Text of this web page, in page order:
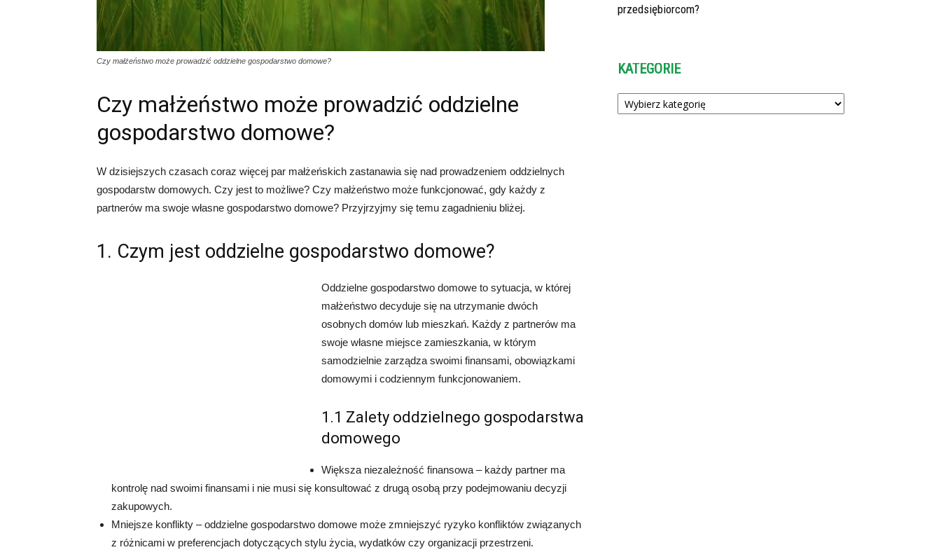
Czy małżeństwo może prowadzić oddzielne gospodarstwo domowe?
Czy małżeństwo może prowadzić oddzielne
gospodarstwo domowe?
W dzisiejszych czasach coraz więcej par małżeńskich zastanawia się nad prowadzeniem oddzielnych
gospodarstw domowych. Czy jest to możliwe? Czy małżeństwo może funkcjonować, gdy każdy z
partnerów ma swoje własne gospodarstwo domowe? Przyjrzyjmy się temu zagadnieniu bliżej.
1. Czym jest oddzielne gospodarstwo domowe?
Oddzielne gospodarstwo domowe to sytuacja, w której
małżeństwo decyduje się na utrzymanie dwóch
osobnych domów lub mieszkań. Każdy z partnerów ma
swoje własne miejsce zamieszkania, w którym
samodzielnie zarządza swoimi finansami, obowiązkami
domowymi i codziennym funkcjonowaniem.
1.1 Zalety oddzielnego gospodarstwa
domowego
Większa niezależność finansowa – każdy partner ma
kontrolę nad swoimi finansami i nie musi się konsultować z drugą osobą przy podejmowaniu decyzji
zakupowych.
Mniejsze konflikty – oddzielne gospodarstwo domowe może zmniejszyć ryzyko konfliktów związanych
z różnicami w preferencjach dotyczących stylu życia, wydatków czy organizacji przestrzeni.
przedsiębiorcom?
KATEGORIE
Kategorie